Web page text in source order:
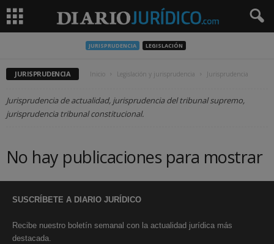
JURISPRUDENCIA LEGISLACIÓN
JURISPRUDENCIA Inicio Legislación y jurisprudencia Jurisprudencia
Jurisprudencia de actualidad, jurisprudencia del tribunal supremo,
jurisprudencia tribunal constitucional.
No hay publicaciones para mostrar
SUSCRÍBETE A DIARIO JURÍDICO
Recibe nuestro boletín semanal con la actualidad jurídica más
destacada.